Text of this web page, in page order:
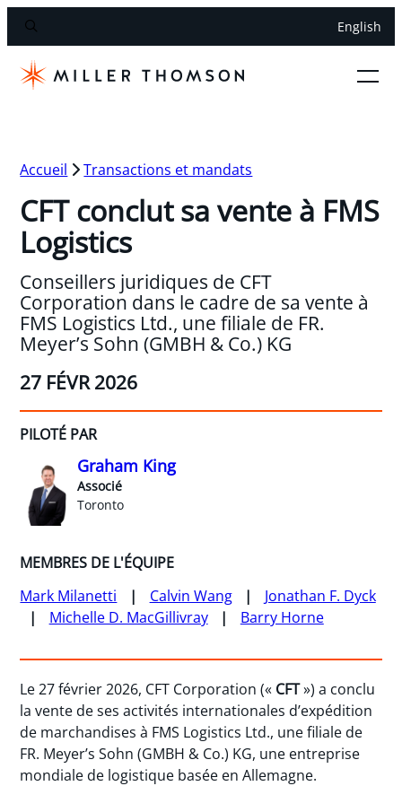
English
Accueil Transactions et mandats
CFT conclut sa vente à FMS
Logistics
Conseillers juridiques de CFT
Corporation dans le cadre de sa vente à
FMS Logistics Ltd., une filiale de FR.
Meyer’s Sohn (GMBH & Co.) KG
27 FÉVR 2026
PILOTÉ PAR
Graham King
Associé
Toronto
MEMBRES DE L'ÉQUIPE
Mark Milanetti
Calvin Wang
Jonathan F. Dyck
Michelle D. MacGillivray
Barry Horne
Le 27 février 2026, CFT Corporation (« CFT») a conclu
la vente de ses activités internationales d’expédition
de marchandises à FMS Logistics Ltd., une filiale de
FR. Meyer’s Sohn (GMBH & Co.) KG, une entreprise
mondiale de logistique basée en Allemagne.